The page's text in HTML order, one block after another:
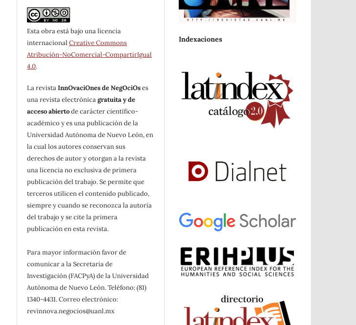
Esta obra está bajo una licencia
internacionalCreative Commons
Atribución-NoComercial-CompartirIgual
4.0.
La revistaInnOvaciOnes de NegOciOses
una revista electrónicagratuita y de
acceso abiertode carácter científico-
académico y es una publicación de la
Universidad Autónoma de Nuevo León, en
la cual los autores conservan sus
derechos de autor y otorgan a la revista
una licencia no exclusiva de primera
publicación del trabajo. Se permite que
terceros utilicen el contenido publicado,
siempre y cuando se reconozca la autoría
del trabajo y se cite la primera
publicación en esta revista.
Para mayor información favor de
comunicar a la Secretaria de
Investigación (FACPyA) de la Universidad
Autónoma de Nuevo León. Teléfono: (81)
1340-4431. Correo electrónico:
revinnova.negocios@uanl.mx
Indexaciones